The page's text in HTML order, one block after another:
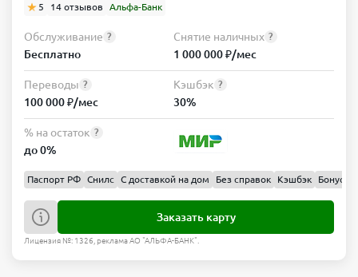
5 14 отзывов Альфа-Банк
Обслуживание ?
Бесплатно
Снятие наличных ?
1 000 000 ₽/мес
Переводы ?
100 000 ₽/мес
Кэшбэк ?
30%
% на остаток ?
до 0%
Паспорт РФ Снилс С доставкой на дом Без справок Кэшбэк Бонусы
Заказать карту
Лицензия №: 1326, реклама АО "АЛЬФА-БАНК".